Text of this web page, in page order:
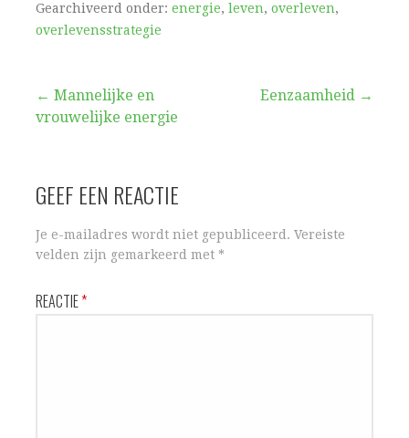
Gearchiveerd onder: energie, leven, overleven,
overlevensstrategie
Bericht
← Mannelijke en
vrouwelijke energie
Eenzaamheid →
GEEF EEN REACTIE
Je e-mailadres wordt niet gepubliceerd. Vereiste
velden zijn gemarkeerd met *
REACTIE*